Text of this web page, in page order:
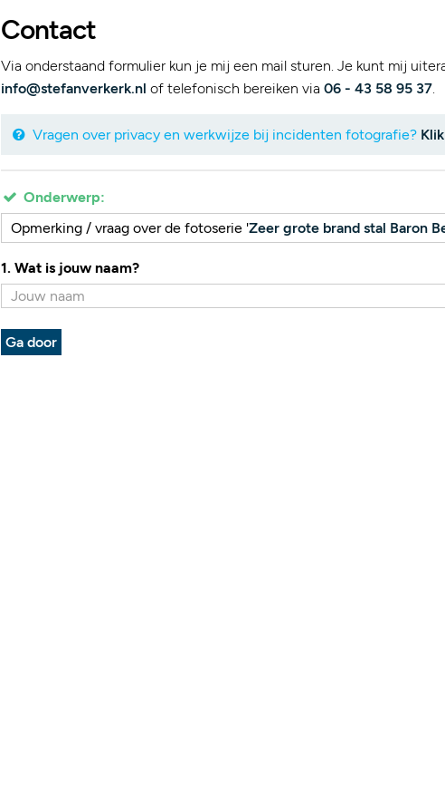
Contact
Via onderstaand formulier kun je mij een mail sturen. Je kunt mij
info@stefanverkerk.nl of telefonisch bereiken via 06 - 43 58 95 37.
Vragen over privacy en werkwijze bij incidenten fotografie?
Onderwerp:
Opmerking / vraag over de fotoserie 'Zeer grote brand stal Baron
1. Wat is jouw naam?
Ga door